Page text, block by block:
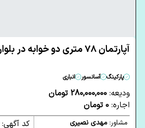
آپارتمان 78 متری دو خوابه در بلوار امیر کبیر کرمان
پارکینگ آسانسور انباری
ودیعه: 280,000,000 تومان
اجاره: 0 تومان
مشاور:مهدی نصیری
کد آگهی: